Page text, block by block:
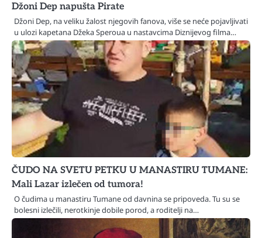
Džoni Dep napušta Pirate
Džoni Dep, na veliku žalost njegovih fanova, više se neće pojavljivati
u ulozi kapetana Džeka Speroua u nastavcima Diznijevog filma…
ČUDO NA SVETU PETKU U MANASTIRU TUMANE:
Mali Lazar izlečen od tumora!
O čudima u manastiru Tumane od davnina se pripoveda. Tu su se
bolesni izlečili, nerotkinje dobile porod, a roditelji na…